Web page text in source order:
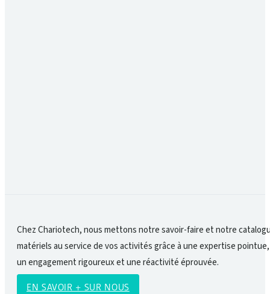
Chez Chariotech, nous mettons notre savoir-faire et notre
matériels au service de vos activités grâce à une expertise pointue,
un engagement rigoureux et une réactivité éprouvée.
EN SAVOIR + SUR NOUS